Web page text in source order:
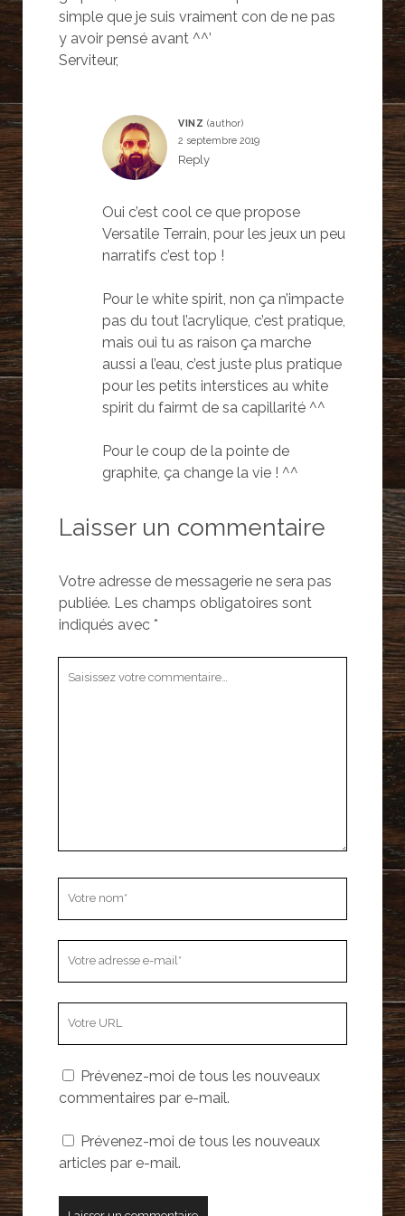
simple que je suis vraiment con de ne pas
y avoir pensé avant ^^’
Serviteur,
VINZ
2 septembre 2019
Reply
Oui c’est cool ce que propose
Versatile Terrain, pour les jeux un peu
narratifs c’est top !
Pour le white spirit, non ça n’impacte
pas du tout l’acrylique, c’est pratique,
mais oui tu as raison ça marche
aussi a l’eau, c’est juste plus pratique
pour les petits interstices au white
spirit du fairmt de sa capillarité ^^
Pour le coup de la pointe de
graphite, ça change la vie ! ^^
Laisser un commentaire
Votre adresse de messagerie ne sera pas
publiée. Les champs obligatoires sont
indiqués avec *
mail
votre
site
Prévenez-moi de tous les nouveaux
commentaires par e-mail.
Prévenez-moi de tous les nouveaux
articles par e-mail.